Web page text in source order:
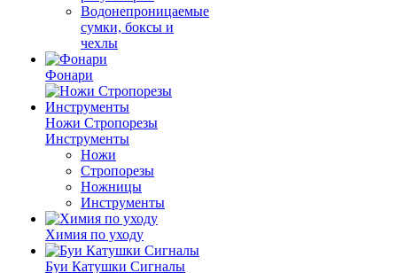
Водонепроницаемые
сумки, боксы и
чехлы
Фонари
Ножи Стропорезы
Инструменты
Ножи
Стропорезы
Ножницы
Инструменты
Химия по уходу
Буи Катушки Сигналы